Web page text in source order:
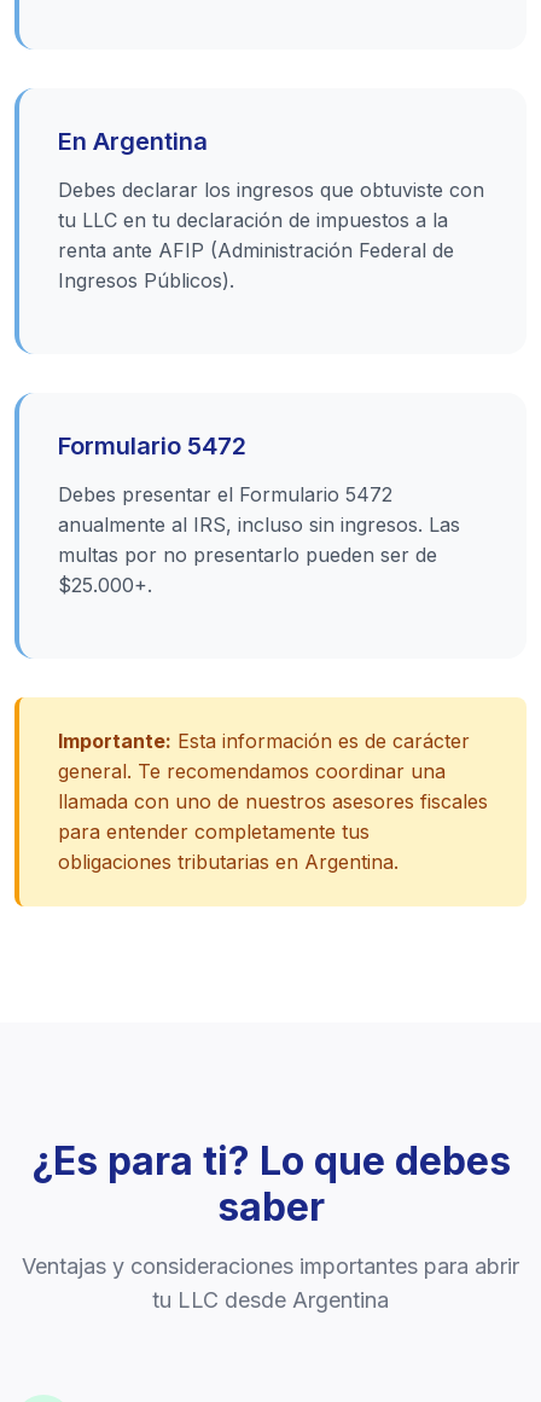
En Argentina
Debes declarar los ingresos que obtuviste con
tu LLC en tu declaración de impuestos a la
renta ante AFIP (Administración Federal de
Ingresos Públicos).
Formulario 5472
Debes presentar el Formulario 5472
anualmente al IRS, incluso sin ingresos. Las
multas por no presentarlo pueden ser de
$25.000+.
Importante: Esta información es de carácter
general. Te recomendamos coordinar una
llamada con uno de nuestros asesores fiscales
para entender completamente tus
obligaciones tributarias en Argentina.
¿Es para ti? Lo que debes
saber
Ventajas y consideraciones importantes para abrir
tu LLC desde Argentina